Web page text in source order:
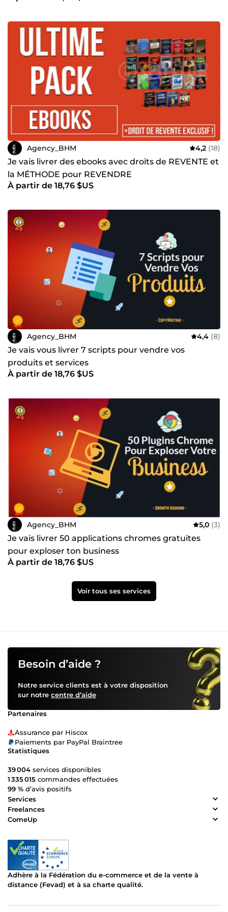
Agency_BHM 4,2 (18)
Je vais livrer des ebooks avec droits de REVENTE et
la MÉTHODE pour REVENDRE
À partir de 18,76 $US
Agency_BHM 4,4 (8)
Je vais vous livrer 7 scripts pour vendre vos
produits et services
À partir de 18,76 $US
Agency_BHM 5,0 (3)
Je vais livrer 50 applications chromes gratuites
pour exploser ton business
À partir de 18,76 $US
Voir tous ses services
Besoin d’aide ?
Notre service clients est à votre disposition
sur notre centre d’aide
Partenaires
Assurance par Hiscox
Paiements par PayPal Braintree
Statistiques
39 004 services disponibles
1 335 015 commandes effectuées
99 % d’avis positifs
Services
Freelances
ComeUp
Adhère à la Fédération du e-commerce et de la vente à
distance (Fevad) et à sa charte qualité.